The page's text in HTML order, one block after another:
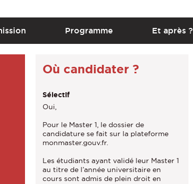
Programme Et après ?
Où candidater ?
Sélectif
Oui,
Pour le Master 1, le dossier de
candidature se fait sur la plateforme
monmaster.gouv.fr.
Les étudiants ayant validé leur Master 1
au titre de l’année universitaire en
cours sont admis de plein droit en